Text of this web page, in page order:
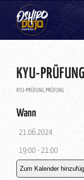
KYU-
KYU-PRÜFUNG,PRÜFUNG
Wann
21.06.2024
19:00 - 21:00
Zum Kalender